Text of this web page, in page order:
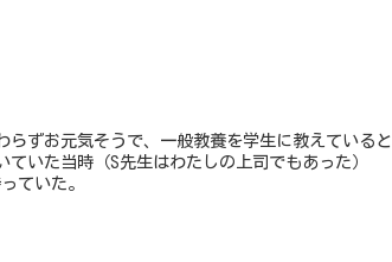
らずお元気そうで、一般教養を学生に教えていると
いた当時（S先生はわたしの上司でもあった）
ていた。